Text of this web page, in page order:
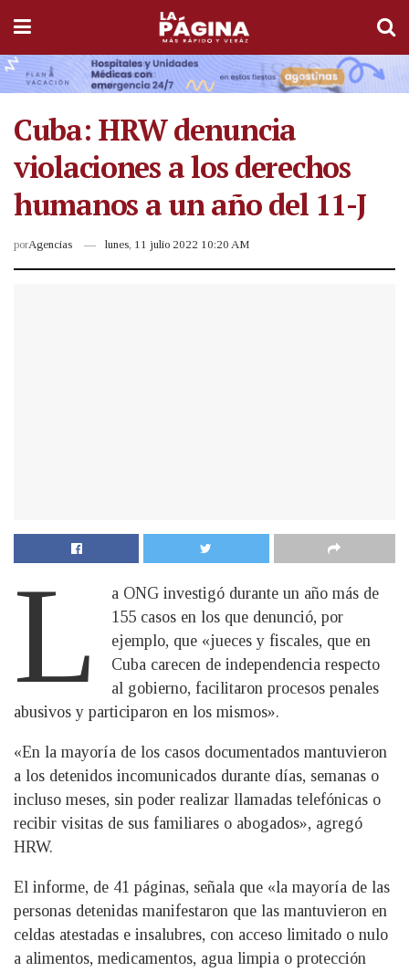
Cuba: HRW denuncia
violaciones a los derechos
humanos a un año del 11-J
porAgencias lunes, 11 julio 2022 10:20 AM
L
a ONG investigó durante un año más de
155 casos en los que denunció, por
ejemplo, que «jueces y fiscales, que en
Cuba carecen de independencia respecto
al gobierno, facilitaron procesos penales
abusivos y participaron en los mismos».
«En la mayoría de los casos documentados mantuvieron
a los detenidos incomunicados durante días, semanas o
incluso meses, sin poder realizar llamadas telefónicas o
recibir visitas de sus familiares o abogados», agregó
HRW.
El informe, de 41 páginas, señala que «la mayoría de las
personas detenidas manifestaron que las mantuvieron en
celdas atestadas e insalubres, con acceso limitado o nulo
a alimentos, medicamentos, agua limpia o protección